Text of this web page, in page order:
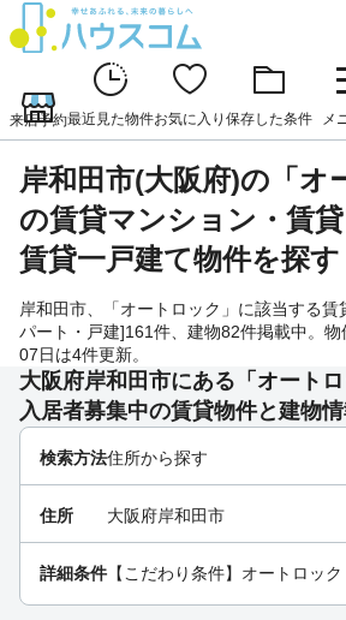
来店予約最近見た物件お気に入り 保存した条件 メ
岸和田市(大阪府)の「オ
の賃貸マンション・賃
賃貸一戸建て物件を探す
岸和田市、「オートロック」に該当する賃
パート・戸建]161件、建物82件掲載中。
07日は4件更新。
大阪府岸和田市にある「オート
入居者募集中の賃貸物件と建物
検索方法住所から探す
住所 大阪府岸和田市
詳細条件 【こだわり条件】オートロック